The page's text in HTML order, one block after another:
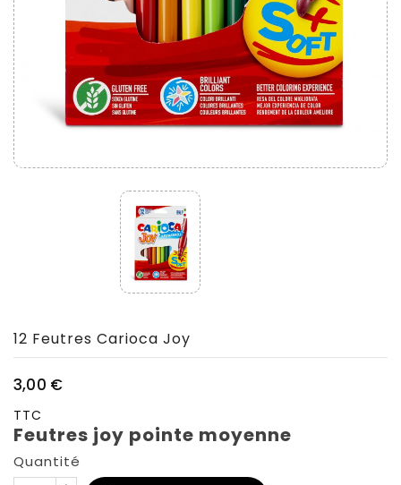
12 Feutres Carioca Joy
3,00 €
TTC
Feutres joy pointe moyenne
Quantité